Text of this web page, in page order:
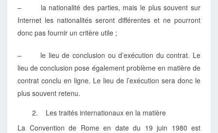
– la nationalité des parties, mais le plus souvent sur
Internet les nationalités seront différentes et ne pourront
donc pas fournir un critère utile ;
– le lieu de conclusion ou d’exécution du contrat. Le
lieu de conclusion pose également problème en matière de
contrat conclu en ligne. Le lieu de l’exécution sera donc le
plus souvent retenu.
2. Les traités internationaux en la matière
La Convention de Rome en date du 19 juin 1980 est